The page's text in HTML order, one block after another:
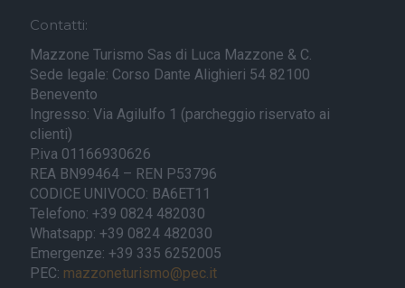
Contatti:
Mazzone Turismo Sas di Luca Mazzone & C.
Sede legale: Corso Dante Alighieri 54 82100
Benevento
Ingresso: Via Agilulfo 1 (parcheggio riservato ai
clienti)
P.iva 01166930626
REA BN99464 – REN P53796
CODICE UNIVOCO: BA6ET11
Telefono: +39 0824 482030
Whatsapp: +39 0824 482030
Emergenze: +39 335 6252005
PEC: mazzoneturismo@pec.it